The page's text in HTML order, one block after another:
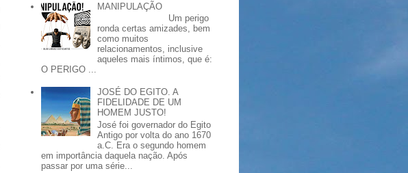
MANIPULAÇÃO
Um perigo
ronda certas amizades, bem
como muitos
relacionamentos, inclusive
aqueles mais íntimos, que é:
O PERIGO ...
JOSÉ DO EGITO. A
FIDELIDADE DE UM
HOMEM JUSTO!
José foi governador do Egito
Antigo por volta do ano 1670
a.C. Era o segundo homem
em importância daquela nação. Após
passar por uma série...